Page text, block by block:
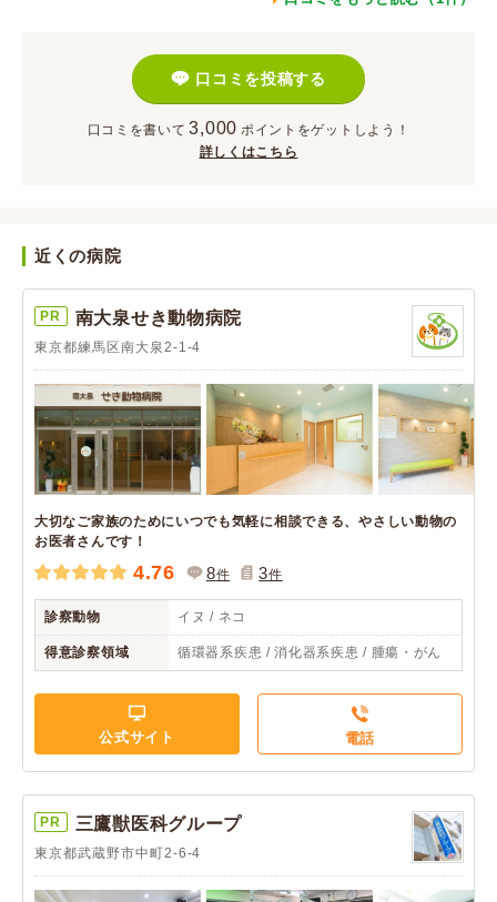
口コミを投稿する
口コミを書いて 3,000 ポイント をゲットしよう！
詳しくはこちら
近くの病院
PR 南大泉せき動物病院
東京都練馬区南大泉2-1-4
大切なご家族のためにいつでも気軽に相談できる、やさしい動物の
お医者さんです！
4.76 8件 3件
診察動物 イヌ / ネコ
得意診察領域 循環器系疾患 / 消化器系疾患 / 腫瘍・がん
公式サイト 電話
PR 三鷹獣医科グループ
東京都武蔵野市中町2-6-4